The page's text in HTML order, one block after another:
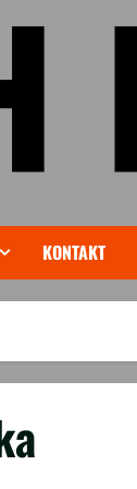
KONTAKT